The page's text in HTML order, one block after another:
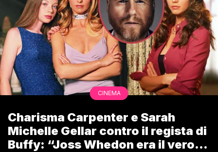
CINEMA
Charisma Carpenter e Sarah
Michelle Gellar contro il regista di
Buffy: “Joss Whedon era il vero